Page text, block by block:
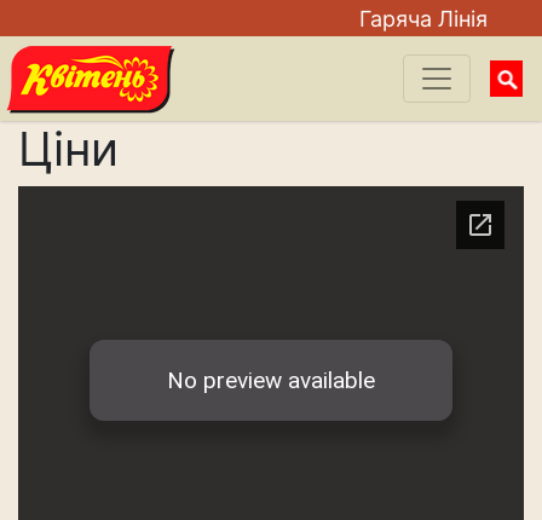
Гаряча Лiнiя
for:
Цiни